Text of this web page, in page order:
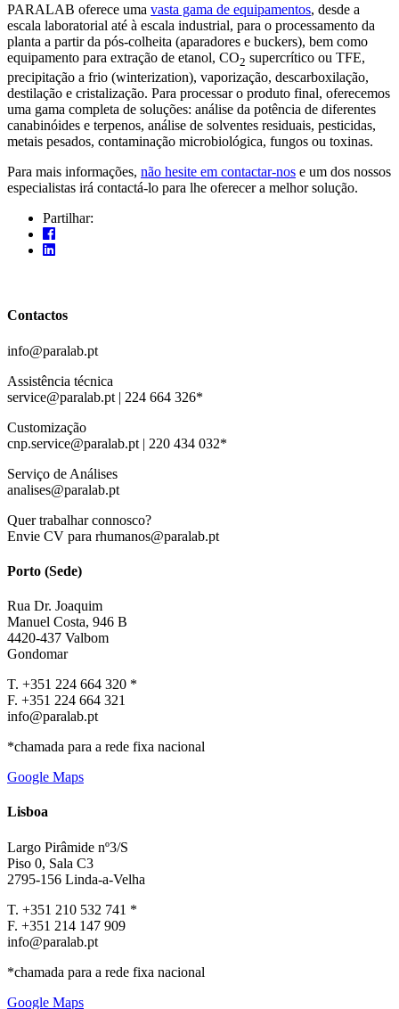
PARALAB oferece uma vasta gama de equipamentos, desde a
escala laboratorial até à escala industrial, para o processamento da
planta a partir da pós-colheita (aparadores e buckers), bem como
equipamento para extração de etanol, CO2 supercrítico ou TFE,
precipitação a frio (winterization), vaporização, descarboxilação,
destilação e cristalização. Para processar o produto final, oferecemos
uma gama completa de soluções: análise da potência de diferentes
canabinóides e terpenos, análise de solventes residuais, pesticidas,
metais pesados, contaminação microbiológica, fungos ou toxinas.
Para mais informações, não hesite em contactar-nos e um dos nossos
especialistas irá contactá-lo para lhe oferecer a melhor solução.
Partilhar:
Contactos
info@paralab.pt
Assistência técnica
service@paralab.pt | 224 664 326*
Customização
cnp.service@paralab.pt | 220 434 032*
Serviço de Análises
analises@paralab.pt
Quer trabalhar connosco?
Envie CV para rhumanos@paralab.pt
Porto (Sede)
Rua Dr. Joaquim
Manuel Costa, 946 B
4420-437 Valbom
Gondomar
T. +351 224 664 320 *
F. +351 224 664 321
info@paralab.pt
*chamada para a rede fixa nacional
Google Maps
Lisboa
Largo Pirâmide nº3/S
Piso 0, Sala C3
2795-156 Linda-a-Velha
T. +351 210 532 741 *
F. +351 214 147 909
info@paralab.pt
*chamada para a rede fixa nacional
Google Maps